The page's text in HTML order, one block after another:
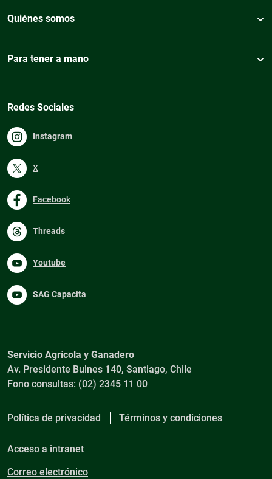
Quiénes somos
Para tener a mano
Redes Sociales
Instagram
X
Facebook
Threads
Youtube
SAG Capacita
Servicio Agrícola y Ganadero
Av. Presidente Bulnes 140, Santiago, Chile
Fono consultas: (02) 2345 11 00
Política de privacidad Términos y condiciones
Acceso a intranet
Correo electrónico